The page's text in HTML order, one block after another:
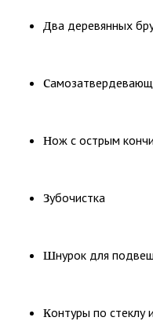
два деревянных
с
нож с острым
зубочистка
шнурок для
контуры по стеклу